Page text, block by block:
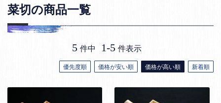
菜切の商品一覧
優先度順 価格が安い順 価格が高い順 新着順
5 件中 1-5 件表示